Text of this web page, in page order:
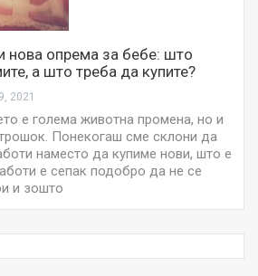
нова опрема за бебе: што
а што треба да купите?
2021
е голема животна промена, но и
Понекогаш сме склони да
наместо да купиме нови, што е
е сепак подобро да не се
и зошто